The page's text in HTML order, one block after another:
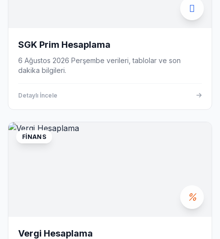
SGK Prim Hesaplama
6 Ağustos 2026 Perşembe verileri, tablolar ve son
dakika bilgileri.
Detaylı İncele
FINANS
Vergi Hesaplama